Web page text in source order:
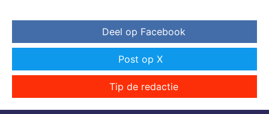
Deel op Facebook
Post op X
Tip de redactie